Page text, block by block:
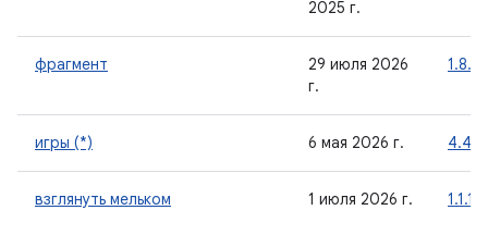
2025 г.
фрагмент
29 июля 2026
г.
1.8.9
игры (*) 6 мая 2026 г. 4.4.2
взглянуть мельком 1 июля 2026 г. 1.1.1